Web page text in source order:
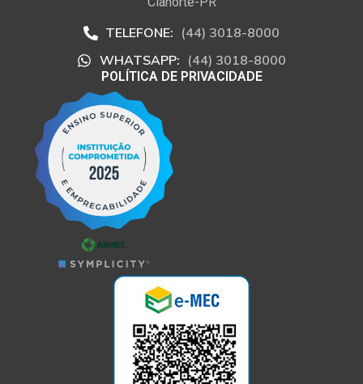
TELEFONE: (44) 3018-8000
WHATSAPP: (44) 3018-8000
POLÍTICA DE PRIVACIDADE